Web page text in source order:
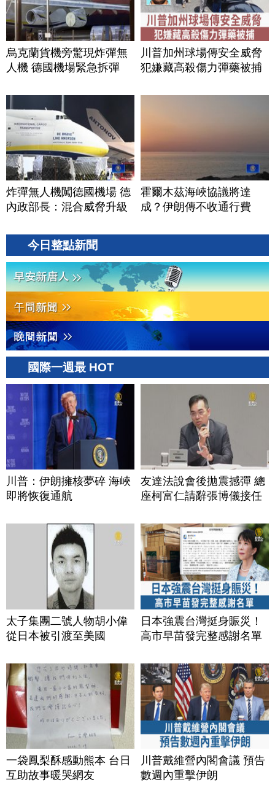
烏克蘭貨機旁驚現炸彈無
人機 德國機場緊急拆彈
川普加州球場傳安全威脅
犯嫌藏高殺傷力彈藥被捕
炸彈無人機闖德國機場 德
內政部長：混合威脅升級
霍爾木茲海峽協議將達
成？伊朗傳不收通行費
今日整點新聞
國際一週最 HOT
川普：伊朗擁核夢碎 海峽
即將恢復通航
友達法說會後拋震撼彈 總
座柯富仁請辭張博儀接任
太子集團二號人物胡小偉
從日本被引渡至美國
日本強震台灣挺身賑災！
高市早苗發完整感謝名單
一袋鳳梨酥感動熊本 台日
互助故事暖哭網友
川普戴維營內閣會議 預告
數週內重擊伊朗